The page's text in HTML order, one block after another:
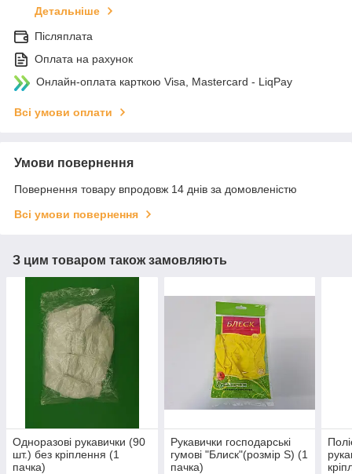
Детальніше
Післяплата
Оплата на рахунок
Онлайн-оплата карткою Visa, Mastercard - LiqPay
Всі умови оплати
Умови повернення
Повернення товару впродовж 14 днів за домовленістю
Всі умови повернення
З цим товаром також замовляють
Одноразові рукавички (90
шт.) без кріплення (1
пачка)
Рукавички господарські
гумові "Блиск"(розмір S) (1
пачка)